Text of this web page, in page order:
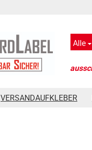
Alle
VERSANDAUFKLEBER